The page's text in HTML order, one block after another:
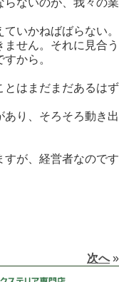
らないのが、我々の業
いかねばばらない。
せん。それに見合う
から。
とはまだまだあるはず
り、そろそろ動き出
すが、経営者なのです
次へ»